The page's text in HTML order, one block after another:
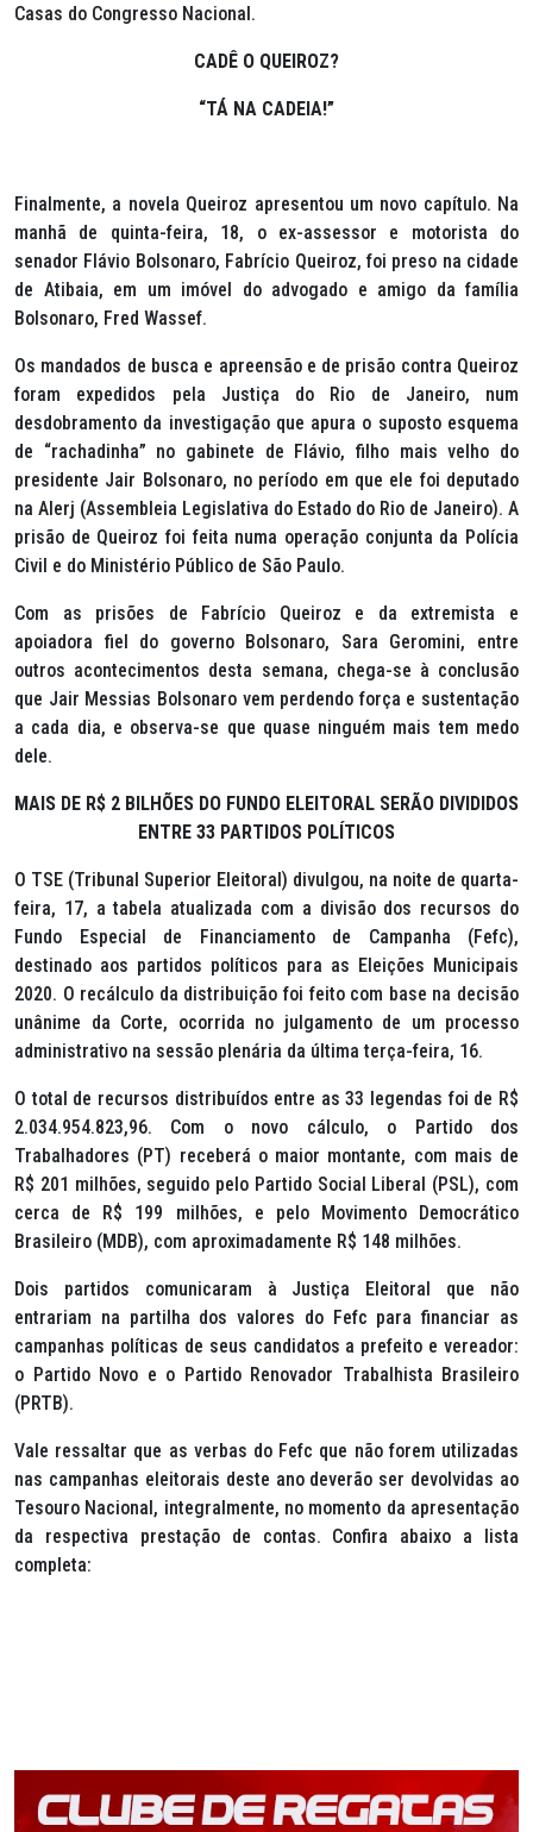
Casas do Congresso Nacional.
CADÊ O QUEIROZ?
“TÁ NA CADEIA!”
Finalmente, a novela Queiroz apresentou um novo capítulo. Na
manhã de quinta-feira, 18, o ex-assessor e motorista do
senador Flávio Bolsonaro, Fabrício Queiroz, foi preso na cidade
de Atibaia, em um imóvel do advogado e amigo da família
Bolsonaro, Fred Wassef.
Os mandados de busca e apreensão e de prisão contra Queiroz
foram expedidos pela Justiça do Rio de Janeiro, num
desdobramento da investigação que apura o suposto esquema
de “rachadinha” no gabinete de Flávio, filho mais velho do
presidente Jair Bolsonaro, no período em que ele foi deputado
na Alerj (Assembleia Legislativa do Estado do Rio de Janeiro). A
prisão de Queiroz foi feita numa operação conjunta da Polícia
Civil e do Ministério Público de São Paulo.
Com as prisões de Fabrício Queiroz e da extremista e
apoiadora fiel do governo Bolsonaro, Sara Geromini, entre
outros acontecimentos desta semana, chega-se à conclusão
que Jair Messias Bolsonaro vem perdendo força e sustentação
a cada dia, e observa-se que quase ninguém mais tem medo
dele.
MAIS DE R$ 2 BILHÕES DO FUNDO ELEITORAL SERÃO DIVIDIDOS
ENTRE 33 PARTIDOS POLÍTICOS
O TSE (Tribunal Superior Eleitoral) divulgou, na noite de quarta-
feira, 17, a tabela atualizada com a divisão dos recursos do
Fundo Especial de Financiamento de Campanha (Fefc),
destinado aos partidos políticos para as Eleições Municipais
2020. O recálculo da distribuição foi feito com base na decisão
unânime da Corte, ocorrida no julgamento de um processo
administrativo na sessão plenária da última terça-feira, 16.
O total de recursos distribuídos entre as 33 legendas foi de R$
2.034.954.823,96. Com o novo cálculo, o Partido dos
Trabalhadores (PT) receberá o maior montante, com mais de
R$ 201 milhões, seguido pelo Partido Social Liberal (PSL), com
cerca de R$ 199 milhões, e pelo Movimento Democrático
Brasileiro (MDB), com aproximadamente R$ 148 milhões.
Dois partidos comunicaram à Justiça Eleitoral que não
entrariam na partilha dos valores do Fefc para financiar as
campanhas políticas de seus candidatos a prefeito e vereador:
o Partido Novo e o Partido Renovador Trabalhista Brasileiro
(PRTB).
Vale ressaltar que as verbas do Fefc que não forem utilizadas
nas campanhas eleitorais deste ano deverão ser devolvidas ao
Tesouro Nacional, integralmente, no momento da apresentação
da respectiva prestação de contas. Confira abaixo a lista
completa: